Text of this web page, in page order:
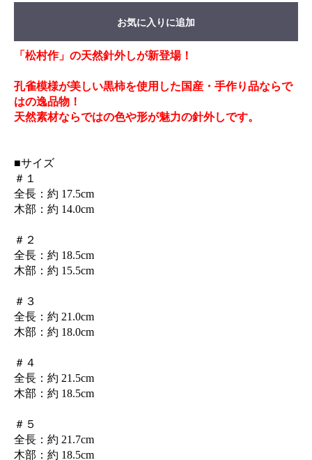
お気に入りに追加
「松村作」の天然針外しが新登場！
孔雀模様が美しい黒柿を使用した国産・手作り品ならで
はの逸品物！
天然素材ならではの色や形が魅力の針外しです。
■サイズ
＃１
全長：約 17.5cm
木部：約 14.0cm
＃２
全長：約 18.5cm
木部：約 15.5cm
＃３
全長：約 21.0cm
木部：約 18.0cm
＃４
全長：約 21.5cm
木部：約 18.5cm
＃５
全長：約 21.7cm
木部：約 18.5cm